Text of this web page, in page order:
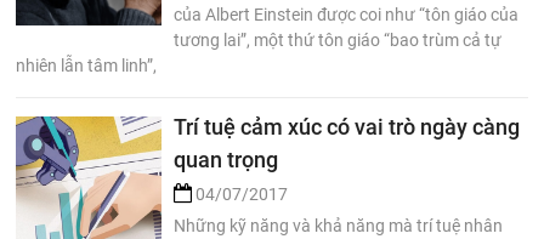
của Albert Einstein được coi như “tôn giáo của
tương lai”, một thứ tôn giáo “bao trùm cả tự
nhiên lẫn tâm linh”,
Trí tuệ cảm xúc có vai trò ngày càng
quan trọng
04/07/2017
Những kỹ năng và khả năng mà trí tuệ nhân